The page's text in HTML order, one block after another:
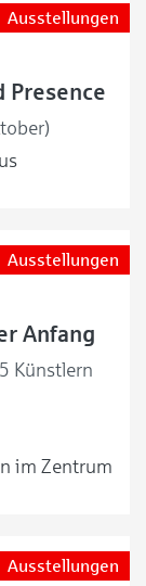
Ausstellungen
Presence
Ausstellungen
Anfang
Künstlern
im Zentrum
Ausstellungen